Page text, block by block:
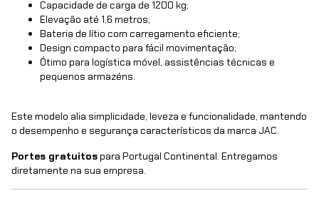
Capacidade de carga de 1200 kg;
Elevação até 1,6 metros;
Bateria de lítio com carregamento eficiente;
Design compacto para fácil movimentação;
Ótimo para logística móvel, assistências técnicas e
pequenos armazéns.
Este modelo alia simplicidade, leveza e funcionalidade, mantendo
o desempenho e segurança característicos da marca JAC.
Portes gratuitospara Portugal Continental. Entregamos
diretamente na sua empresa.